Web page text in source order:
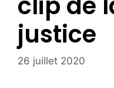
justice
26 juillet 2020